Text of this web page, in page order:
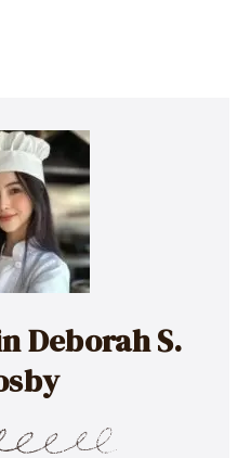
Deborah S.